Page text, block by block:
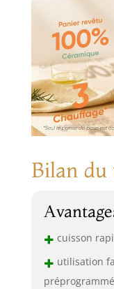
Bilan du
+ cuisson
+ utilisation